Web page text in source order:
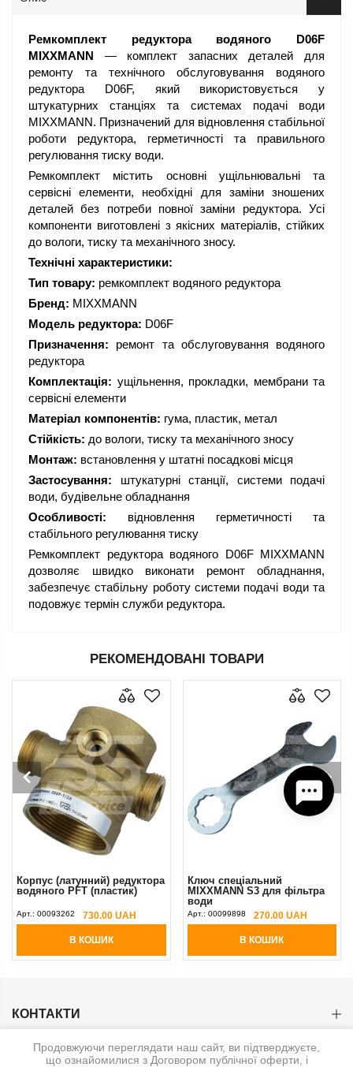
Ремкомплект редуктора водяного D06F
MIXXMANN — комплект запасних деталей для
ремонту та технічного обслуговування водяного
редуктора D06F, який використовується у
штукатурних станціях та системах подачі води
MIXXMANN. Призначений для відновлення стабільної
роботи редуктора, герметичності та правильного
регулювання тиску води.
Ремкомплект містить основні ущільнювальні та
сервісні елементи, необхідні для заміни зношених
деталей без потреби повної заміни редуктора. Усі
компоненти виготовлені з якісних матеріалів, стійких
до вологи, тиску та механічного зносу.
Технічні характеристики:
Тип товару: ремкомплект водяного редуктора
Бренд: MIXXMANN
Модель редуктора: D06F
Призначення: ремонт та обслуговування водяного
редуктора
Комплектація: ущільнення, прокладки, мембрани та
сервісні елементи
Матеріал компонентів: гума, пластик, метал
Стійкість: до вологи, тиску та механічного зносу
Монтаж: встановлення у штатні посадкові місця
Застосування: штукатурні станції, системи подачі
води, будівельне обладнання
Особливості: відновлення герметичності та
стабільного регулювання тиску
Ремкомплект редуктора водяного D06F MIXXMANN
дозволяє швидко виконати ремонт обладнання,
забезпечує стабільну роботу системи подачі води та
подовжує термін служби редуктора.
РЕКОМЕНДОВАНІ ТОВАРИ
Корпус (латунний) редуктора
водяного PFT (пластик)
Арт.: 00093262 730.00 UAH
В КОШИК
Ключ спеціальний
MIXXMANN S3 для фільтра
води
Арт.: 00099898 270.00 UAH
В КОШИК
КОНТАКТИ
КАТЕГОРІЇ
Продовжуючи переглядати наш сайт, ви підтверджуєте,
що ознайомилися з Договором публічної оферти, і